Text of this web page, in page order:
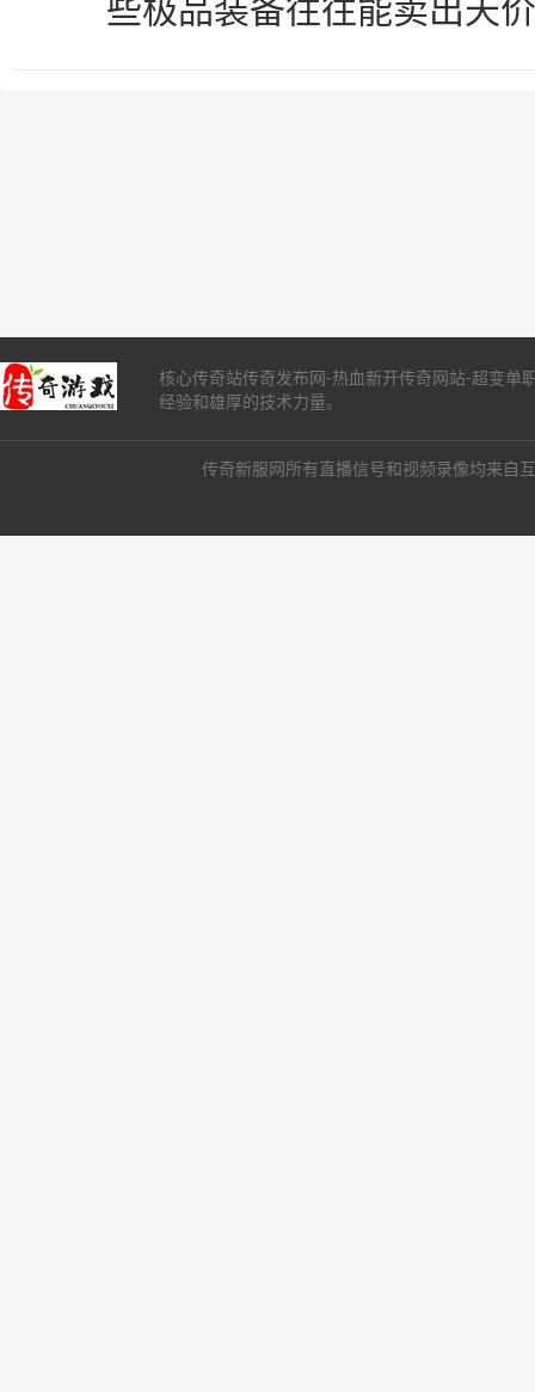
些极品装备往往能卖出天
核心传奇站传奇发布网-热血新开传奇网站-超变单
经验和雄厚的技术力量。
传奇新服网所有直播信号和视频录像均来自